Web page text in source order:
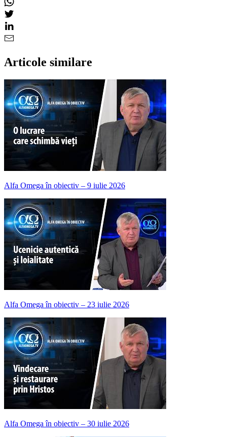
Articole similare
Alfa Omega în obiectiv – 9 iulie 2026
Alfa Omega în obiectiv – 23 iulie 2026
Alfa Omega în obiectiv – 30 iulie 2026